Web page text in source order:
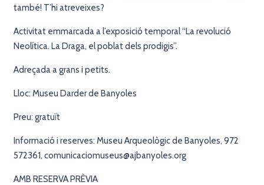
també! T’hi atreveixes?
Activitat emmarcada a l’exposició temporal “La revolució
Neolítica. La Draga, el poblat dels prodigis”.
Adreçada a grans i petits.
Lloc: Museu Darder de Banyoles
Preu: gratuït
Informació i reserves: Museu Arqueològic de Banyoles, 972
572361, comunicaciomuseus@ajbanyoles.org
AMB RESERVA PRÈVIA